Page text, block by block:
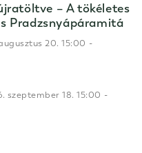
– A tökéletes
Pradzsnyápáramitá
20. 15:00 -
szeptember 18. 15:00 -